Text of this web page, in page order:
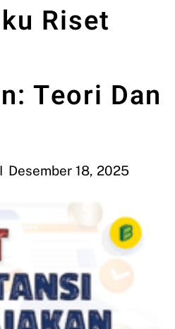
Riset
Teori Dan
Desember 18, 2025